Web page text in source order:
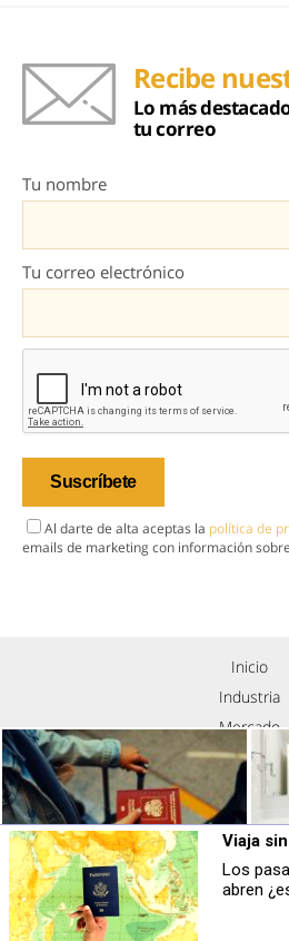
Recibe
Lo más
tu correo
Tu nombre
Tu correo electrónico
Al darte de alta aceptas la política de
emails de marketing con información
Inicio
Industria
Mercado
Tendencias
Eventos
Contacto
Nosotros
Política de
Pasaportes que abren puertas
Los pasaportes más poderosos del
mundo, ¿está el tuyo?
Viaja
Los
abren